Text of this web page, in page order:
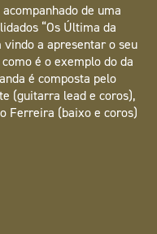
de uma
“Os Última da
vindo a apresentar o seu
é o exemplo do da
é composta pelo
(guitarra lead e coros),
Ferreira (baixo e coros)